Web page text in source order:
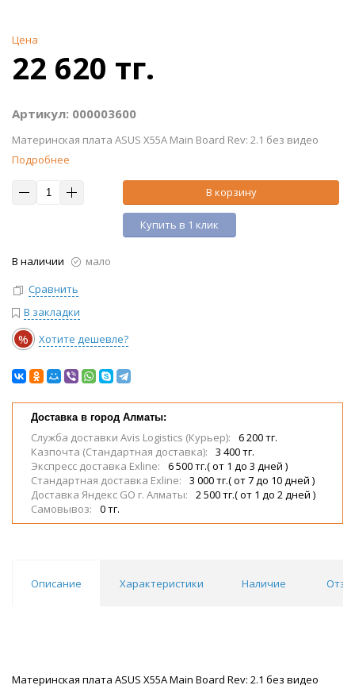
Цена
22 620 тг.
Артикул: 000003600
Материнская плата ASUS X55A Main Board Rev: 2.1 без видео
Подробнее
В корзину
Купить в 1 клик
В наличии
мало
Сравнить
В закладки
% Хотите дешевле?
Доставка в город Алматы:
Служба доставки Avis Logistics (Курьер):
6 200 тг.
Казпочта (Стандартная доставка):
3 400 тг.
Экспресс доставка Exline:
6 500 тг.( от 1 до 3 дней )
Стандартная доставка Exline:
3 000 тг.( от 7 до 10 дней )
Доставка Яндекс GO г. Алматы:
2 500 тг.( от 1 до 2 дней )
Самовывоз:
0 тг.
Описание Характеристики Наличие
Материнская плата ASUS X55A Main Board Rev: 2.1 без видео